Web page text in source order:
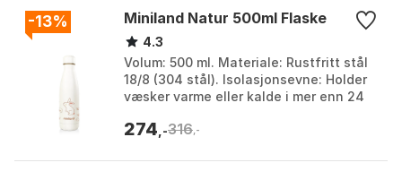
-13% Miniland Natur 500ml Flaske
4.3
Volum: 500 ml. Materiale: Rustfritt stål
18/8 (304 stål). Isolasjonsevne: Holder
væsker varme eller kalde i mer enn 24
myk,...
274 ,-316 ,-